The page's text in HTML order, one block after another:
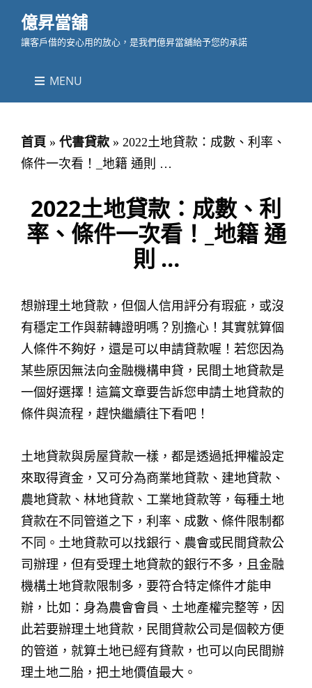
億昇當舖
讓客戶借的安心用的放心，是我們億昇當舖給予您的承諾
MENU
首頁 » 代書貸款 » 2022土地貸款：成數、利率、
條件一次看！_地籍 通則 …
2022土地貸款：成數、利
率、條件一次看！_地籍 通
則 …
想辦理土地貸款，但個人信用評分有瑕疵，或沒
有穩定工作與薪轉證明嗎？別擔心！其實就算個
人條件不夠好，還是可以申請貸款喔！若您因為
某些原因無法向金融機構申貸，民間土地貸款是
一個好選擇！這篇文章要告訴您申請土地貸款的
條件與流程，趕快繼續往下看吧！
土地貸款與房屋貸款一樣，都是透過抵押權設定
來取得資金，又可分為商業地貸款、建地貸款、
農地貸款、林地貸款、工業地貸款等，每種土地
貸款在不同管道之下，利率、成數、條件限制都
不同。土地貸款可以找銀行、農會或民間貸款公
司辦理，但有受理土地貸款的銀行不多，且金融
機構土地貸款限制多，要符合特定條件才能申
辦，比如：身為農會會員、土地產權完整等，因
此若要辦理土地貸款，民間貸款公司是個較方便
的管道，就算土地已經有貸款，也可以向民間辦
理土地二胎，把土地價值最大。